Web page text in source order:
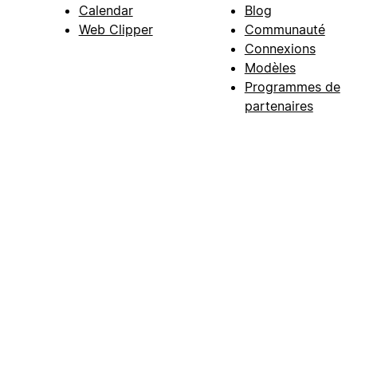
Calendar
Web Clipper
Blog
Communauté
Connexions
Modèles
Programmes de
partenaires